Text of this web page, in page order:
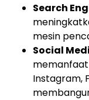
Search
mesin
Social
Instagram,